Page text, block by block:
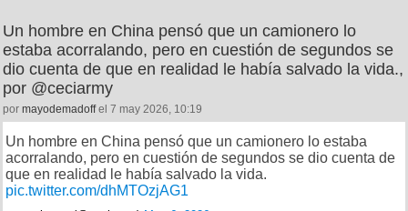
Un hombre en China pensó que un camionero lo
estaba acorralando, pero en cuestión de segundos se
dio cuenta de que en realidad le había salvado la vida.,
por @ceciarmy
por mayodemadoffel 7 may 2026, 10:19
Un hombre en China pensó que un camionero lo estaba
acorralando, pero en cuestión de segundos se dio cuenta de
que en realidad le había salvado la vida.
pic.twitter.com/dhMTOzjAG1